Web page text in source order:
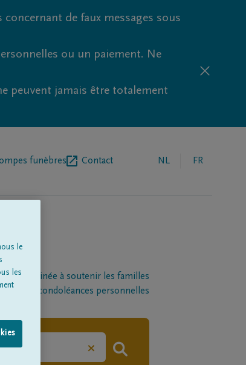
de faux messages sous
ou un paiement. Ne
peuvent jamais être totalement
funèbres Contact NL FR
destinée à soutenir les familles
biais de condoléances personnelles
×
le
les